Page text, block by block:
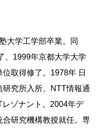
大学工学部卒業。同
、1999年京都大学大学
取得修了。1978年 日
究所入所、NTT情報通
ゾナント。2004年デ
合研究機構教授就任。専